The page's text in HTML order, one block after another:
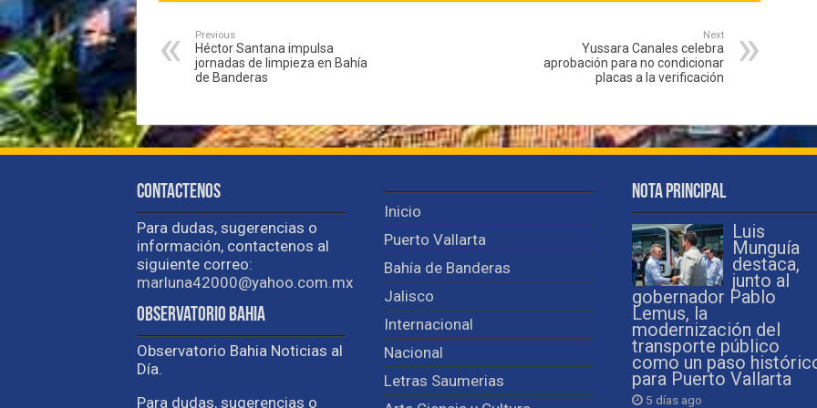
Previous
Héctor Santana impulsa
jornadas de limpieza en Bahía
de Banderas
Next
Yussara Canales celebra
aprobación para no condicionar
placas a la verificación
Contactenos
Para dudas, sugerencias o
información, contactenos al
siguiente correo:
marluna42000@yahoo.com.mx
Observatorio Bahia
Observatorio Bahia Noticias al
Día.
Para dudas, sugerencias o
Inicio
Puerto Vallarta
Bahía de Banderas
Jalisco
Internacional
Nacional
Letras Saumerias
Nota Principal
Luis
Munguía
destaca,
junto al
gobernador Pablo
Lemus, la
modernización del
transporte público
como un paso
para Puerto Vallarta
5 días ago